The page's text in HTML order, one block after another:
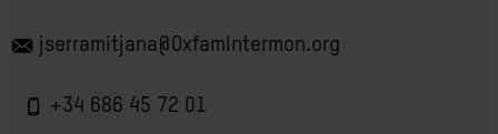
jserramitjana@OxfamIntermon.org
+34 686 45 72 01